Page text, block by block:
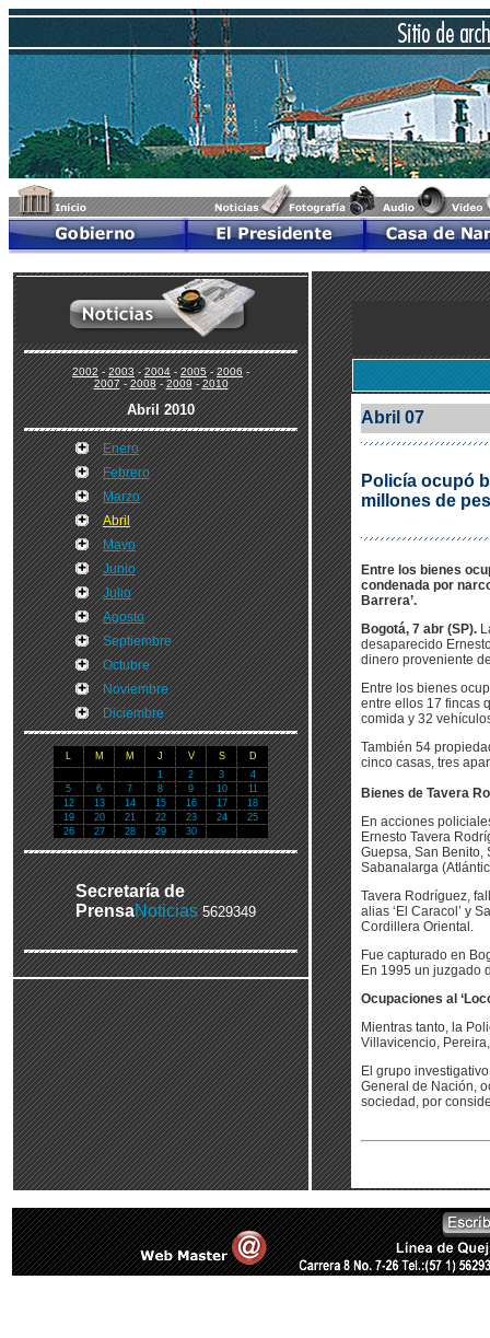
2002-2003-2004-2005-2006-
2007-2008-2009-2010
Abril 2010
Enero
Febrero
Marzo
Abril
Mayo
Junio
Julio
Agosto
Septiembre
Octubre
Noviembre
Diciembre
L M M J V S
D
1
2 3
4
5
6 7 8 9 10
11
12
13 14 15 16 17
18
19
20 21 22 23 24
25
26
27 28 29 30
Secretaría de
PrensaNoticias 5629349
Abril 07
Policía ocupó
millones de
Entre los bienes
condenada por
Barrera’.
Bogotá, 7 abr (SP).
desaparecido
dinero proveniente
Entre los bienes
entre ellos 17 fincas
comida y 32
También 54
cinco casas, tres
Bienes de Tavera
En acciones
Ernesto Tavera
Guepsa, San Benito,
Sabanalarga
Tavera Rodríguez,
alias ‘El Caracol’ y
Cordillera Oriental.
Fue capturado en
En 1995 un juzgado
Ocupaciones al
Mientras tanto, la
Villavicencio,
El grupo
General de Nación,
sociedad, por